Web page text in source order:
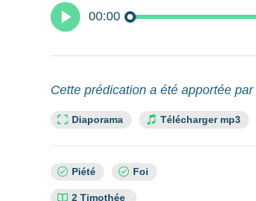
00:00
Cette prédication a été apportée par
Lien slide :
Diaporama Télécharger mp3
SujetsPiété Foi
Références
2 Timothée